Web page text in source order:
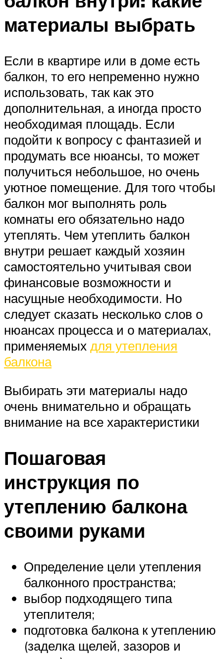
материалы выбрать
Если в квартире или в доме есть
балкон, то его непременно нужно
использовать, так как это
дополнительная, а иногда просто
необходимая площадь. Если
подойти к вопросу с фантазией и
продумать все нюансы, то может
получиться небольшое, но очень
уютное помещение. Для того чтобы
балкон мог выполнять роль
комнаты его обязательно надо
утеплять. Чем утеплить балкон
внутри решает каждый хозяин
самостоятельно учитывая свои
финансовые возможности и
насущные необходимости. Но
следует сказать несколько слов о
нюансах процесса и о материалах,
применяемых для утепления
балкона
Выбирать эти материалы надо
очень внимательно и обращать
внимание на все характеристики
Пошаговая
инструкция по
утеплению балкона
своими руками
Определение цели утепления
балконного пространства;
выбор подходящего типа
утеплителя;
подготовка балкона к утеплению
(заделка щелей, зазоров и